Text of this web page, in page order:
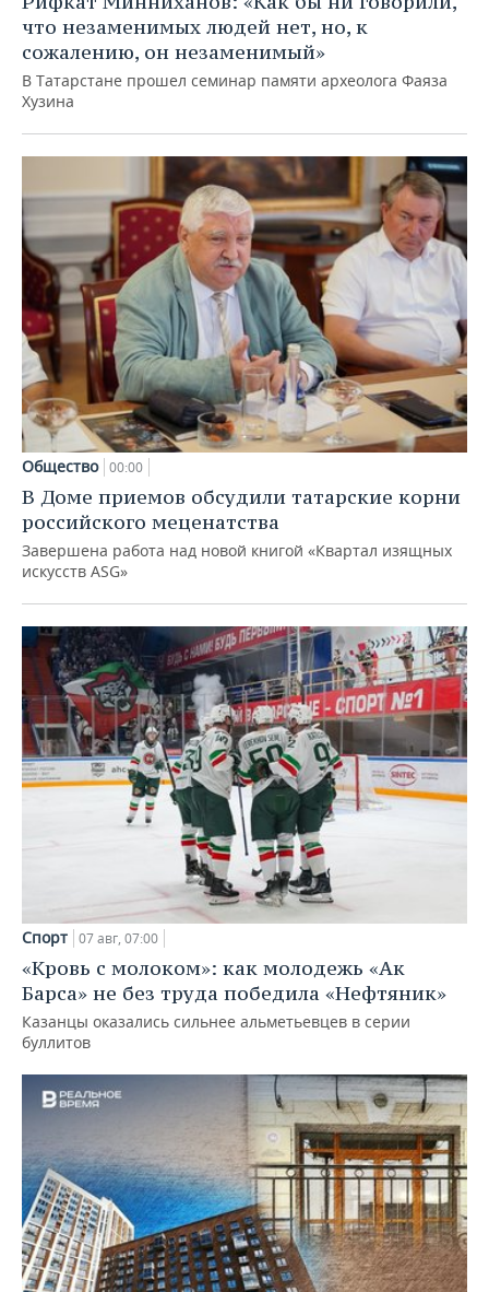
что незаменимых людей нет, но, к
сожалению, он незаменимый»
В Татарстане прошел семинар памяти археолога Фаяза
Хузина
Общество 00:00
В Доме приемов обсудили татарские корни
российского меценатства
Завершена работа над новой книгой «Квартал изящных
искусств ASG»
Спорт 07 авг, 07:00
«Кровь с молоком»: как молодежь «Ак
Барса» не без труда победила «Нефтяник»
Казанцы оказались сильнее альметьевцев в серии
буллитов